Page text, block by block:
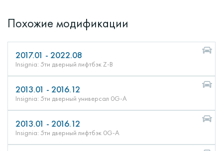
Похожие модификации
2017.01 - 2022.08
Insignia: 5ти дверный лифтбэк Z-B
2013.01 - 2016.12
Insignia: 5ти дверный универсал 0G-A
2013.01 - 2016.12
Insignia: 5ти дверный лифтбэк 0G-A